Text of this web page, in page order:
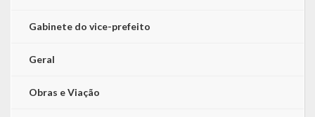
Gabinete do vice-prefeito
Geral
Obras e Viação